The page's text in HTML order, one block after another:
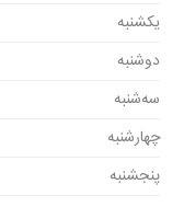
یکشنبه
دوشنبه
سه‌شنبه
چهارشنبه
پنجشنبه